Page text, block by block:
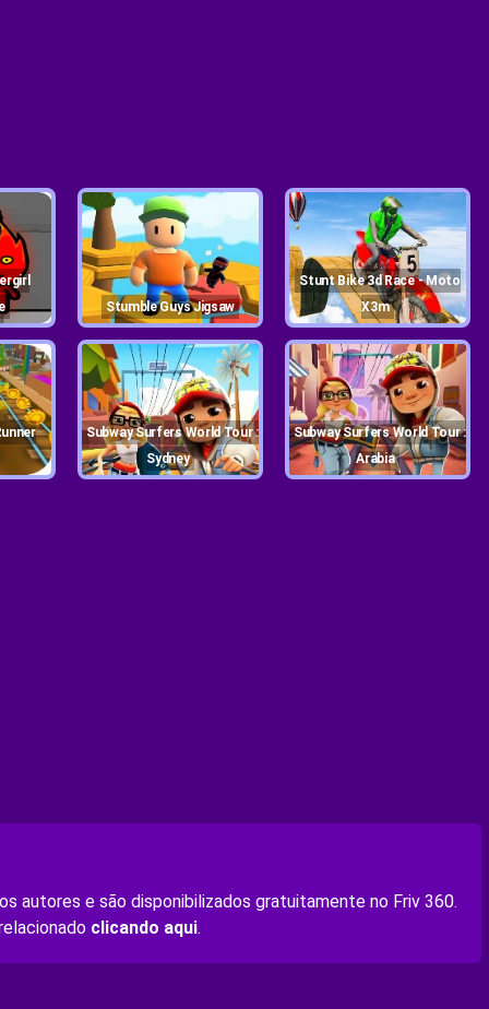
Stumble Guys Jigsaw
Stunt Bike 3d Race - Moto
X3m
Subway Surfers World Tour :
Sydney
Subway Surfers World Tour :
Arabia
autores e são disponibilizados gratuitamente no Friv 360.
clicando aqui.